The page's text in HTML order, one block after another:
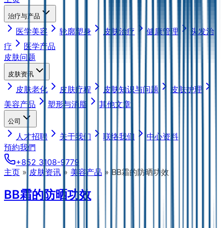
治疗与产品
医学美容 轮廓塑身 皮肤治疗 健康管理
头发治
疗
医学产品
皮肤问题
皮肤资讯
皮肤老化 皮肤疗程 皮肤知识与问题
皮肤护理
美容产品
塑形与消脂 其他文章
公司
人才招聘 关于我们 联络我们
中心资料
預約我們
+852 3108-9779
主页 » 皮肤资讯 » 美容产品 » BB霜的防晒功效
BB霜的防晒功效